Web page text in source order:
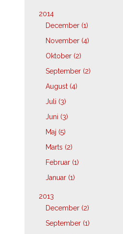
2014
December (1)
November (4)
Oktober (2)
September (2)
August (4)
Juli (3)
Juni (3)
Maj (5)
Marts (2)
Februar (1)
Januar (1)
2013
December (2)
September (1)